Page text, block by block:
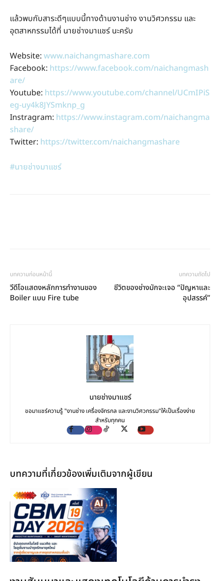
แล้วพบกับสาระดีๆแบบนี้ทางด้านงานช่าง งานวิศวกรรม และ
อุตสาหกรรมได้ที่ นายช่างมาแชร์ นะครับ
Website: www.naichangmashare.com
Facebook: https://www.facebook.com/naichangmash
are/
Youtube: https://www.youtube.com/channel/UCmIPiS
eg-uy4k8JYSmknp_g
Instragram: https://www.instagram.com/naichangma
share/
Twitter: https://twitter.com/naichangmashare
#นายช่างมาแชร์
บทความก่อนหน้านี้
วีดีโอแสดงหลักการทำงานของ
Boiler แบบ Fire tube
บทความถัดไป
ชีวิตของช่างมักจะเจอ “ปัญหาและ
อุปสรรค์”
นายช่างมาแชร์
ขอมาแชร์ความรู้ "งานช่าง เครื่องจักรกล และงานวิศวกรรม"ให้เป็นเรื่องง่าย
สำหรับทุกคน
บทความที่เกี่ยวข้องเพิ่มเติมจากผู้เขียน